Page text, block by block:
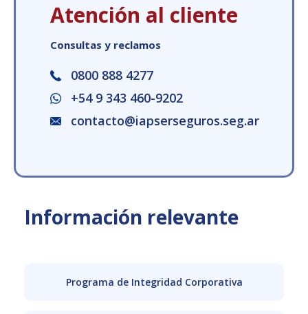
Atención al cliente
Consultas y reclamos
0800 888 4277
+54 9 343 460-9202
contacto@iapserseguros.seg.ar
Información relevante
Programa de Integridad Corporativa